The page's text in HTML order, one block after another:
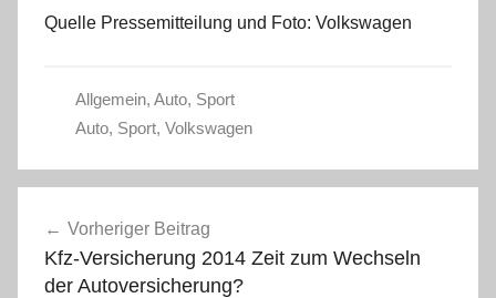
Quelle Pressemitteilung und Foto: Volkswagen
Allgemein, Auto, Sport
Auto, Sport, Volkswagen
Vorheriger Beitrag
Kfz-Versicherung 2014 Zeit zum Wechseln
der Autoversicherung?